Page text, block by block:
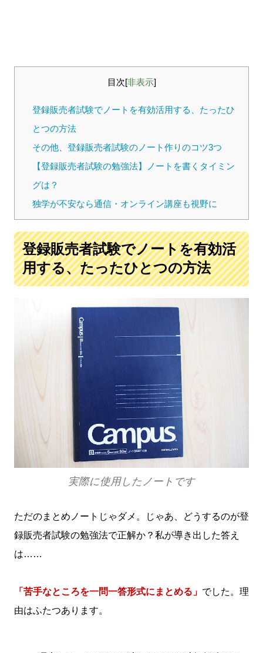
目次[非表示]
登録販売者試験でノートを有効活用する、たったひ
とつの方法
その他、登録販売者試験のノート作りのコツ3つ
【登録販売者試験の勉強法】ノートを書くタイミン
グは？
独学が不安なら通信・オンライン講座も視野に
登録販売者試験でノートを有効活
用する、たったひとつの方法
実際に使用したノートです
ただのまとめノートじゃダメ。じゃあ、どうするのが登
録販売者試験の勉強法で正解か？私が導き出した答え
は……
「苦手なところを一問一答形式にまとめる」 でした。理
由はふたつあります。